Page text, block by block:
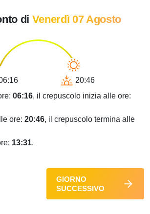
di Venerdì 07 Agosto
20:46
06:16, il crepuscolo inizia alle ore:
ore: 20:46, il crepuscolo termina alle
13:31.
GIORNO
SUCCESSIVO